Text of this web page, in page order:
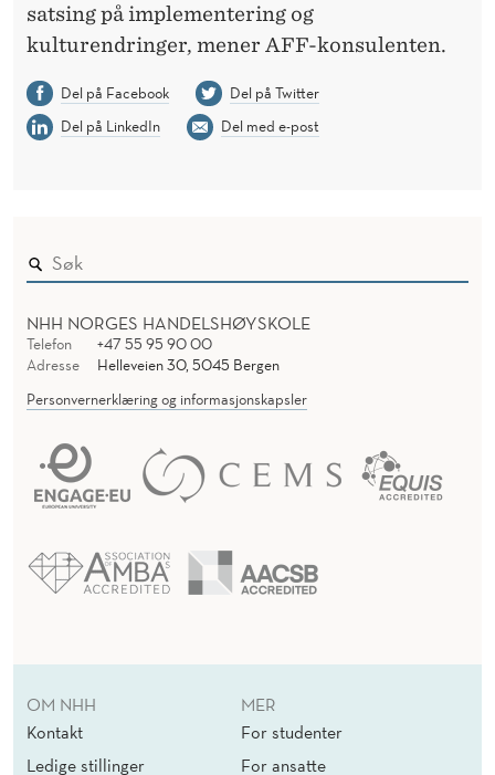
satsing på implementering og
kulturendringer, mener AFF-konsulenten.
Del på Facebook
Del på Twitter
Del på LinkedIn
Del med e-post
NHH NORGES HANDELSHØYSKOLE
Telefon
+47 55 95 90 00
Adresse
Helleveien 30, 5045 Bergen
Personvernerklæring og informasjonskapsler
OM NHH
Kontakt
Ledige stillinger
MER
For studenter
For ansatte